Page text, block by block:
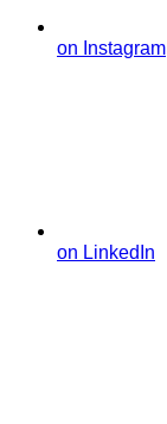
on Instagram
on LinkedIn